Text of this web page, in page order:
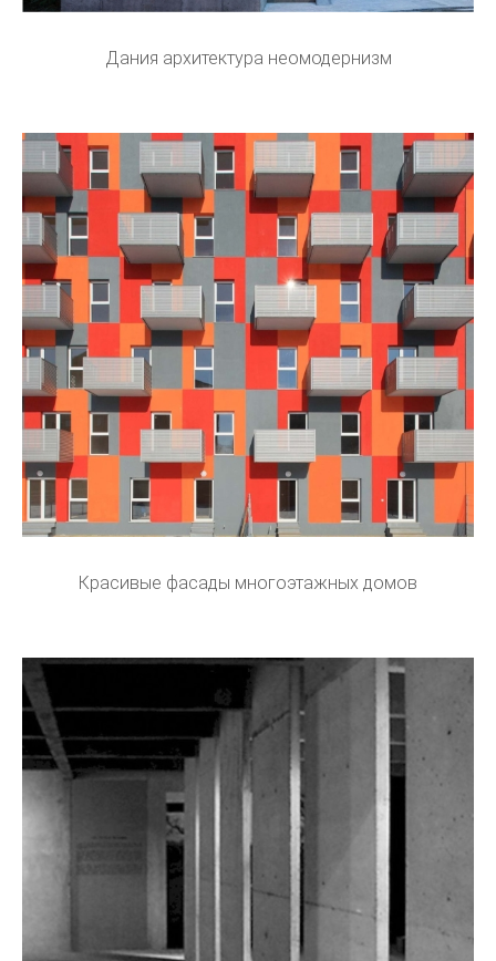
Дания архитектура неомодернизм
Красивые фасады многоэтажных домов